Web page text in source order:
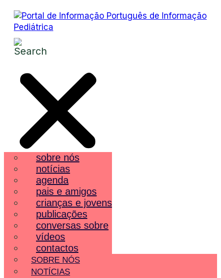
sobre nós
notícias
agenda
pais e amigos
crianças e jovens
publicações
conversas sobre
vídeos
contactos
SOBRE NÓS
NOTÍCIAS